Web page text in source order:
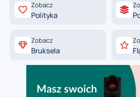
Zobacz
Polityka
Zobacz
Bruksela